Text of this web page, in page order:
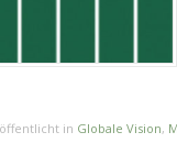
in Globale Vision,